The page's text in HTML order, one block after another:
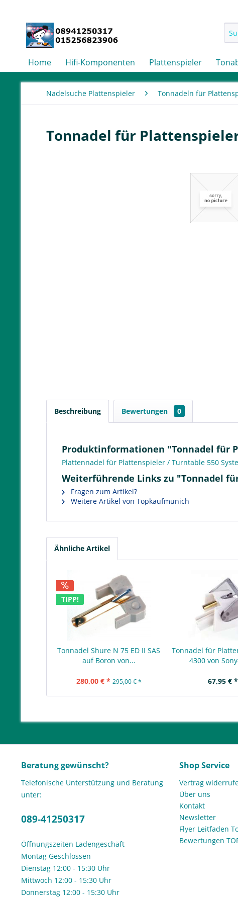
Home Hifi-Komponenten Plattenspieler
Nadelsuche Plattenspieler Tonnadeln für
Tonnadel für
Beschreibung Bewertungen 0
Produktinformationen "Tonnadel für
Plattennadel für Plattenspieler / Turntable 550
Weiterführende Links zu "Tonnadel
Fragen zum Artikel?
Weitere Artikel von Topkaufmunich
Ähnliche Artikel
TIPP!
Tonnadel Shure N 75 ED II SAS
auf Boron von...
280,00 € * 295,00 € *
Tonnadel für
4300 von
67,95 € *
Beratung gewünscht?
Telefonische Unterstützung und Beratung
unter:
089-41250317
Öffnungszeiten Ladengeschäft
Montag Geschlossen
Dienstag 12:00 - 15:30 Uhr
Mittwoch 12:00 - 15:30 Uhr
Donnerstag 12:00 - 15:30 Uhr
Shop Service
Vertrag
Über uns
Kontakt
Newsletter
Flyer Leitfaden
Bewertungen